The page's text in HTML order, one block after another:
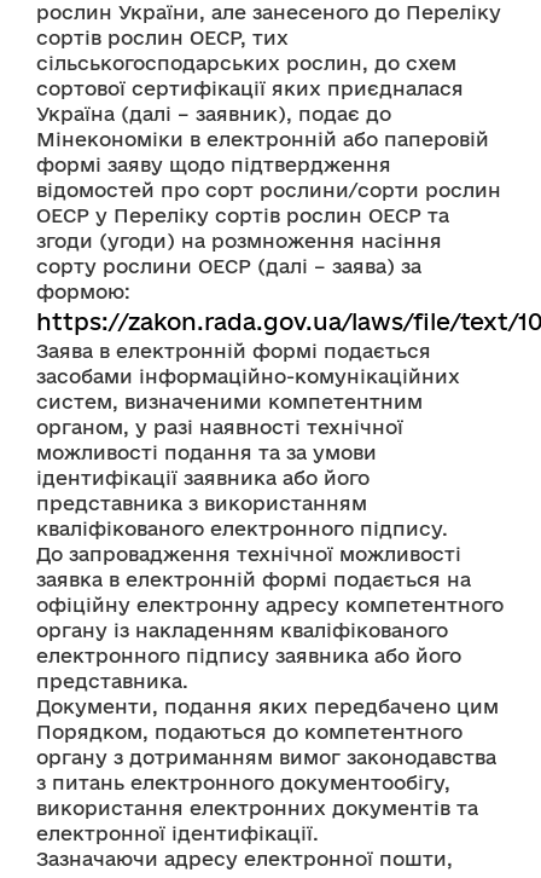
рослин України, але занесеного до Переліку
сортів рослин ОЕСР, тих
сільськогосподарських рослин, до схем
сортової сертифікації яких приєдналася
Україна (далі – заявник), подає до
Мінекономіки в електронній або паперовій
формі заяву щодо підтвердження
відомостей про сорт рослини/сорти рослин
ОЕСР у Переліку сортів рослин ОЕСР та
згоди (угоди) на розмноження насіння
сорту рослини ОЕСР (далі – заява) за
https://zakon.rada.gov.ua/laws/file/text/
Заява в електронній формі подається
засобами інформаційно-комунікаційних
систем, визначеними компетентним
органом, у разі наявності технічної
можливості подання та за умови
ідентифікації заявника або його
представника з використанням
кваліфікованого електронного підпису.
До запровадження технічної можливості
заявка в електронній формі подається на
офіційну електронну адресу компетентного
органу із накладенням кваліфікованого
електронного підпису заявника або його
представника.
Документи, подання яких передбачено цим
Порядком, подаються до компетентного
органу з дотриманням вимог законодавства
з питань електронного документообігу,
використання електронних документів та
електронної ідентифікації.
Зазначаючи адресу електронної пошти,